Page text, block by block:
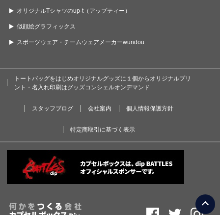
オリジナルTシャツのup-t（アップティー）
似顔絵グラフィックス
スポーツウェア・チームウェアメーカーwundou
トートバッグをはじめオリジナルグッズに１個からオリジナルプリ
ント・名入れ印刷はグッズコンシェルオンデマンド
スタッフブログ 会社案内 個人情報保護方針
特定商取引に基づく表示